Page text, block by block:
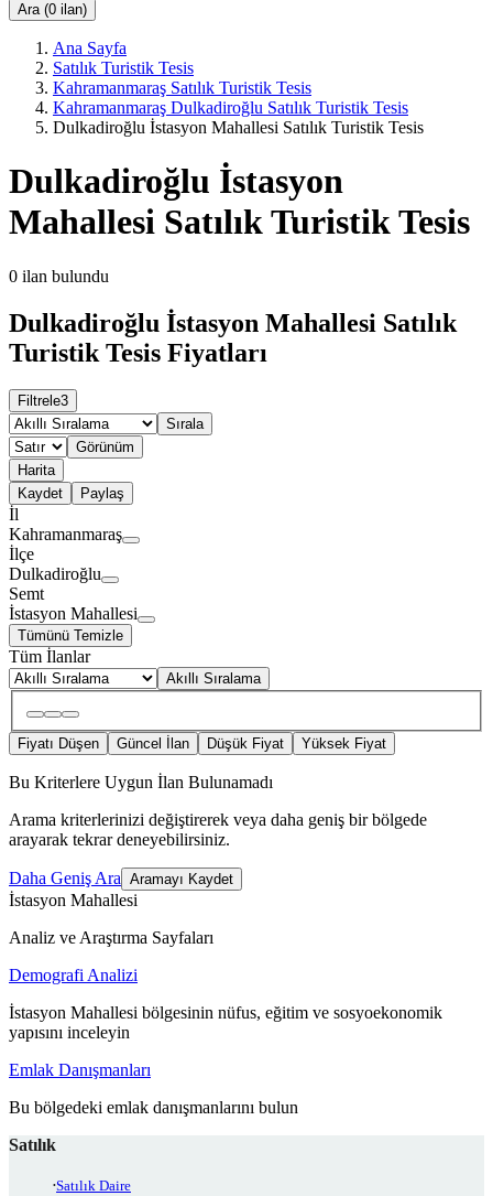
Ara (0 ilan)
Ana Sayfa
Satılık Turistik Tesis
Kahramanmaraş Satılık Turistik Tesis
Kahramanmaraş Dulkadiroğlu Satılık Turistik Tesis
Dulkadiroğlu İstasyon Mahallesi Satılık Turistik Tesis
Dulkadiroğlu İstasyon
Mahallesi Satılık Turistik Tesis
0 ilan bulundu
Dulkadiroğlu İstasyon Mahallesi Satılık
Turistik Tesis Fiyatları
Filtrele3
Sırala
Görünüm
Harita
Kaydet
Paylaş
İl
Kahramanmaraş
İlçe
Dulkadiroğlu
Semt
İstasyon Mahallesi
Tümünü Temizle
Tüm İlanlar
Akıllı Sıralama
Fiyatı Düşen Güncel İlan Düşük Fiyat Yüksek Fiyat
Bu Kriterlere Uygun İlan Bulunamadı
Arama kriterlerinizi değiştirerek veya daha geniş bir bölgede
arayarak tekrar deneyebilirsiniz.
Daha Geniş Ara Aramayı Kaydet
İstasyon Mahallesi
Analiz ve Araştırma Sayfaları
Demografi Analizi
İstasyon Mahallesi bölgesinin nüfus, eğitim ve sosyoekonomik
yapısını inceleyin
Emlak Danışmanları
Bu bölgedeki emlak danışmanlarını bulun
Satılık
Satılık Daire